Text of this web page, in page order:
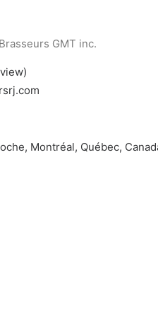
GMT inc.
Montréal, Québec,